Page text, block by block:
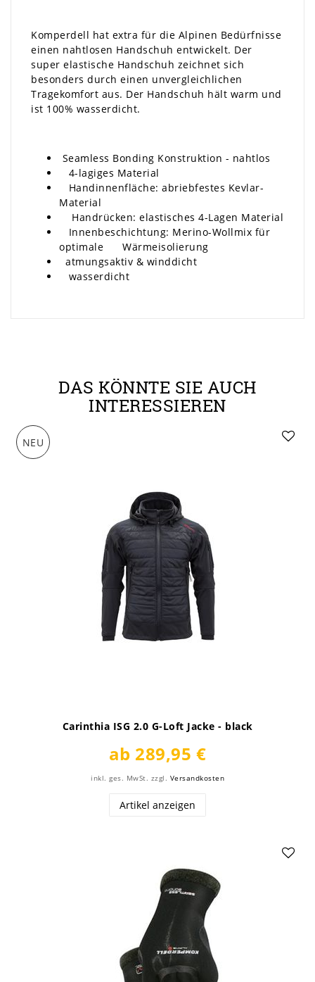
Komperdell hat extra für die Alpinen Bedürfnisse
einen nahtlosen Handschuh entwickelt. Der
super elastische Handschuh zeichnet sich
besonders durch einen unvergleichlichen
Tragekomfort aus. Der Handschuh hält warm und
ist 100% wasserdicht.
Seamless Bonding Konstruktion - nahtlos
4-lagiges Material
Handinnenfläche: abriebfestes Kevlar-
Material
Handrücken: elastisches 4-Lagen Material
Innenbeschichtung: Merino-Wollmix für
optimale Wärmeisolierung
atmungsaktiv & winddicht
wasserdicht
DAS KÖNNTE SIE AUCH
INTERESSIEREN
NEU
Carinthia ISG 2.0 G-Loft Jacke - black
ab 289,95 €
inkl. ges. MwSt. zzgl. Versandkosten
Artikel anzeigen